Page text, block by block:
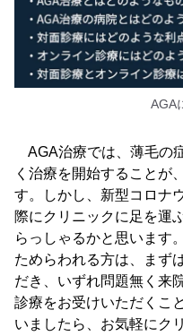
AGA
AGA治療では、薄毛の
く治療を開始することが
す。しかし、新型コロナ
際にクリニックに足を運
らっしゃるかと思います
ためらわれる方は、まず
だき、いずれ問題無く来
診療をお受けいただくこ
いましたら、お気軽にク